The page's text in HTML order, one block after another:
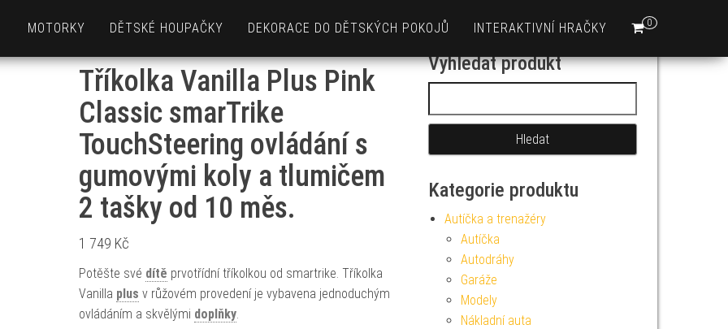
0
MOTORKY DĚTSKÉ HOUPAČKY DEKORACE DO DĚTSKÝCH POKOJŮ INTERAKTIVNÍ HRAČKY
Tříkolka Vanilla Plus Pink
Classic smarTrike
TouchSteering ovládání s
gumovými koly a tlumičem
2 tašky od 10 měs.
1 749 Kč
Potěšte své dítě prvotřídní tříkolkou od smartrike. Tříkolka
Vanilla plus v růžovém provedení je vybavena jednoduchým
ovládáním a skvělými doplňky.
Vyhledat produkt
Kategorie produktu
Autíčka a trenažéry
Autíčka
Autodráhy
Garáže
Modely
Nákladní auta